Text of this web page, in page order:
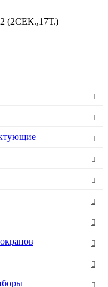
(2СЕК.,17Т.)